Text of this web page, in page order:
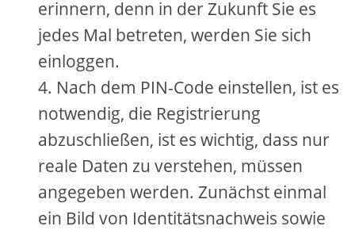
erinnern, denn in der Zukunft Sie es
jedes Mal betreten, werden Sie sich
einloggen.
Nach dem PIN-Code einstellen, ist es
notwendig, die Registrierung
abzuschließen, ist es wichtig, dass nur
reale Daten zu verstehen, müssen
angegeben werden. Zunächst einmal
ein Bild von Identitätsnachweis sowie